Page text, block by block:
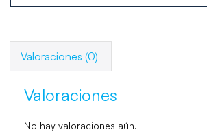
Valoraciones (0)
Valoraciones
No hay valoraciones aún.